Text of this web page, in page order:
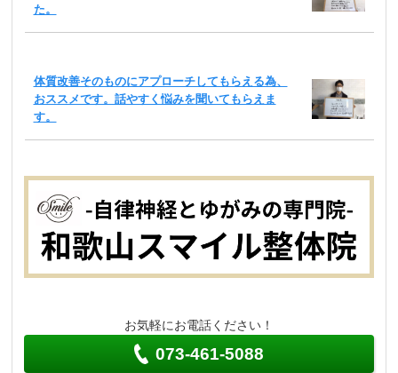
た。
体質改善そのものにアプローチしてもらえる為、
おススメです。話やすく悩みを聞いてもらえま
す。
お気軽にお電話ください！
073-461-5088